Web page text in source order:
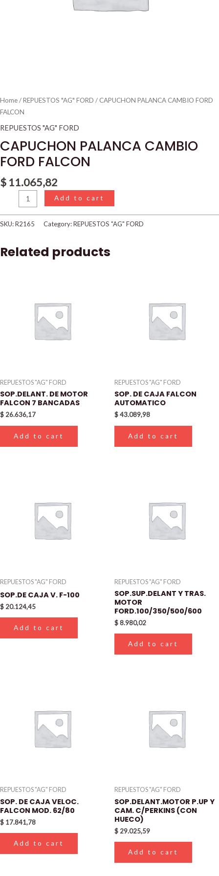
Home/REPUESTOS "AG" FORD / CAPUCHON PALANCA CAMBIO FORD
FALCON
REPUESTOS "AG" FORD
CAPUCHON PALANCA CAMBIO
FORD FALCON
$ 11.065,82
Add to cart
SKU:R2165 Category:REPUESTOS "AG" FORD
Related products
REPUESTOS "AG" FORD
SOP.DELANT. DE MOTOR
FALCON 7 BANCADAS
$ 26.636,17
Add to cart
REPUESTOS "AG" FORD
SOP. DE CAJA FALCON
AUTOMATICO
$43.089,98
Add to cart
REPUESTOS "AG" FORD
SOP.DE CAJA V. F-100
$ 20.124,45
Add to cart
REPUESTOS "AG" FORD
SOP.SUP.DELANT Y TRAS.
MOTOR
FORD.100/350/500/600
$8.980,02
Add to cart
REPUESTOS "AG" FORD
SOP. DE CAJA VELOC.
FALCON MOD. 62/80
$ 17.841,78
Add to cart
REPUESTOS "AG" FORD
SOP.DELANT.MOTOR P.UP Y
CAM. C/PERKINS (CON
HUECO)
$ 29.025,59
Add to cart